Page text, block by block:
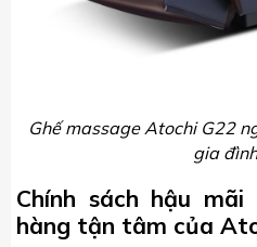
Ghế massage Atochi G22
gia
Chính sách hậu
hàng tận tâm của